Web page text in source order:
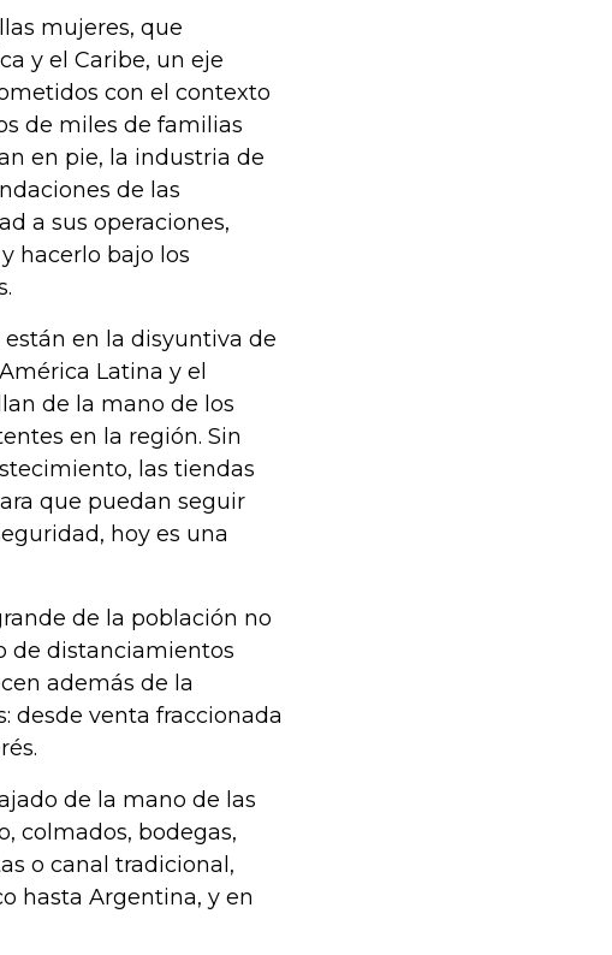
mujeres, que
y el Caribe, un eje
con el contexto
de miles de familias
en pie, la industria de
de las
a sus operaciones,
hacerlo bajo los
en la disyuntiva de
Latina y el
de la mano de los
en la región. Sin
las tiendas
que puedan seguir
hoy es una
de la población no
de distanciamientos
además de la
desde venta fraccionada
de la mano de las
colmados, bodegas,
o canal tradicional,
hasta Argentina, y en